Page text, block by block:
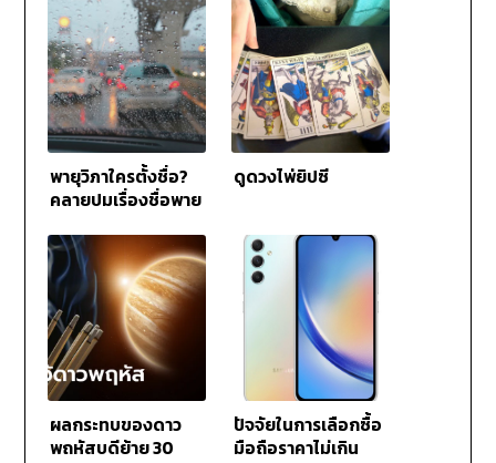
พายุวิภาใครตั้งชื่อ?
คลายปมเรื่องชื่อพายุ
ซึ้ง
ดูดวงไพ่ยิปซี
ผลกระทบของดาว
พฤหัสบดีย้าย 30
ปัจจัยในการเลือกซื้อ
มือถือราคาไม่เกิน